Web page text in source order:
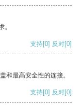
。
支持[0] 反对[0]
和最高安全性的连接。
支持[0] 反对[0]